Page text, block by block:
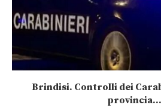
Brindisi. Controlli dei
provincia...